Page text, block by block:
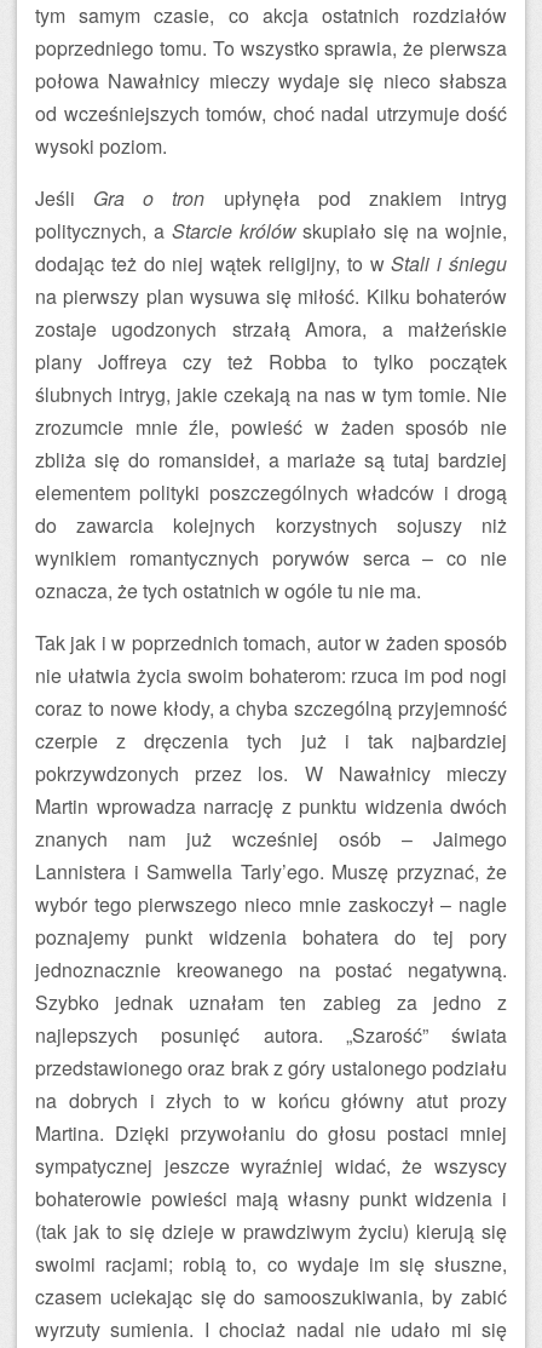
tym samym czasie, co akcja ostatnich rozdziałów
poprzedniego tomu. To wszystko sprawia, że pierwsza
połowa Nawałnicy mieczy wydaje się nieco słabsza
od wcześniejszych tomów, choć nadal utrzymuje dość
wysoki poziom.
Jeśli Gra o tron upłynęła pod znakiem intryg
politycznych, a Starcie królówskupiało się na wojnie,
dodając też do niej wątek religijny, to wStali i śniegu
na pierwszy plan wysuwa się miłość. Kilku bohaterów
zostaje ugodzonych strzałą Amora, a małżeńskie
plany Joffreya czy też Robba to tylko początek
ślubnych intryg, jakie czekają na nas w tym tomie. Nie
zrozumcie mnie źle, powieść w żaden sposób nie
zbliża się do romansideł, a mariaże są tutaj bardziej
elementem polityki poszczególnych władców i drogą
do zawarcia kolejnych korzystnych sojuszy niż
wynikiem romantycznych porywów serca – co nie
oznacza, że tych ostatnich w ogóle tu nie ma.
Tak jak i w poprzednich tomach, autor w żaden sposób
nie ułatwia życia swoim bohaterom: rzuca im pod nogi
coraz to nowe kłody, a chyba szczególną przyjemność
czerpie z dręczenia tych już i tak najbardziej
pokrzywdzonych przez los. W Nawałnicy mieczy
Martin wprowadza narrację z punktu widzenia dwóch
znanych nam już wcześniej osób – Jaimego
Lannistera i Samwella Tarly’ego. Muszę przyznać, że
wybór tego pierwszego nieco mnie zaskoczył – nagle
poznajemy punkt widzenia bohatera do tej pory
jednoznacznie kreowanego na postać negatywną.
Szybko jednak uznałam ten zabieg za jedno z
najlepszych posunięć autora. „Szarość” świata
przedstawionego oraz brak z góry ustalonego podziału
na dobrych i złych to w końcu główny atut prozy
Martina. Dzięki przywołaniu do głosu postaci mniej
sympatycznej jeszcze wyraźniej widać, że wszyscy
bohaterowie powieści mają własny punkt widzenia i
(tak jak to się dzieje w prawdziwym życiu) kierują się
swoimi racjami; robią to, co wydaje im się słuszne,
czasem uciekając się do samooszukiwania, by zabić
wyrzuty sumienia. I chociaż nadal nie udało mi się